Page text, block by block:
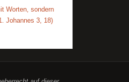
Worten, sondern
Johannes 3, 18)